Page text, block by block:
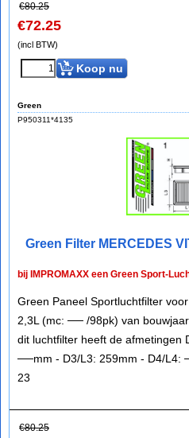
€80.25
€72.25
(incl BTW)
Koop nu
Green
P950311*4135
Green Filter MERCEDES
bij IMPROMAXX een Green Sport-
Green Paneel Sportluchtfilter
2,3L (mc: ── /98pk) van
dit luchtfilter heeft de afmetingen
──mm - D3/L3: 259mm - D4/L4:
23
€80.25